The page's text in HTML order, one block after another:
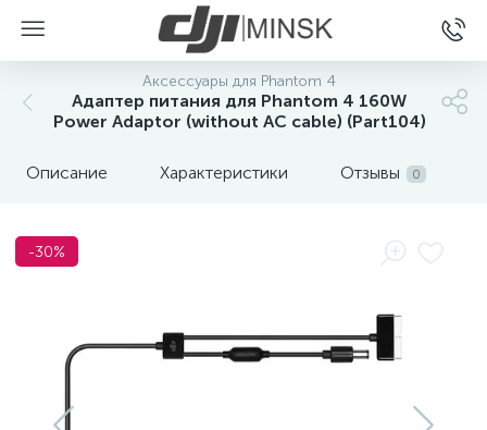
Аксессуары для Phantom 4
Адаптер питания для Phantom 4 160W
Power Adaptor (without AC cable) (Part104)
Описание Характеристики Отзывы 0
-30%